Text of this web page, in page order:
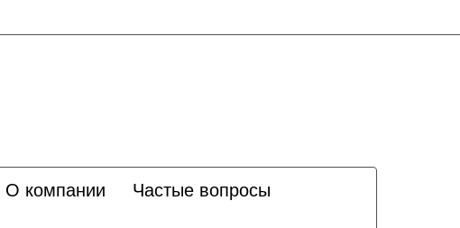
О компании Частые вопросы